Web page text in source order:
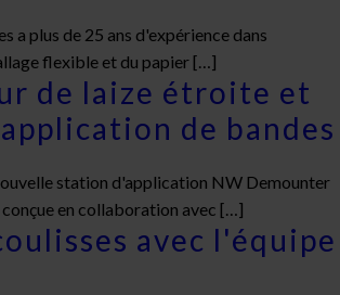
a plus de 25 ans d'expérience dans
flexible et du papier […]
de laize étroite et
de bandes
station d'application NW Demounter
en collaboration avec […]
avec l'équipe